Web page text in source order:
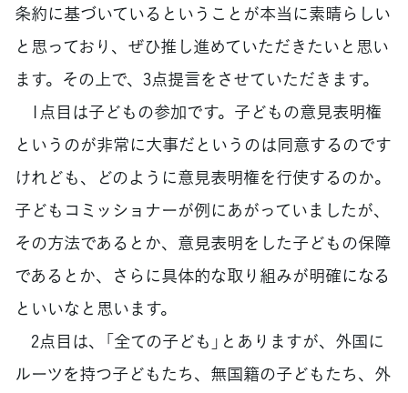
条約に基づいているということが本当に素晴らしい
と思っており、ぜひ推し進めていただきたいと思い
ます。その上で、3点提言をさせていただきます。
1点目は子どもの参加です。子どもの意見表明権
というのが非常に大事だというのは同意するのです
けれども、どのように意見表明権を行使するのか。
子どもコミッショナーが例にあがっていましたが、
その方法であるとか、意見表明をした子どもの保障
であるとか、さらに具体的な取り組みが明確になる
といいなと思います。
2点目は、「全ての子ども」とありますが、外国に
ルーツを持つ子どもたち、無国籍の子どもたち、外